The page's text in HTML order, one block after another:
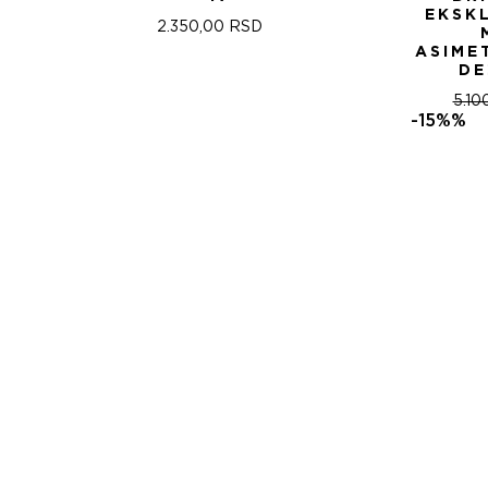
2.350,00 RSD
-15%%